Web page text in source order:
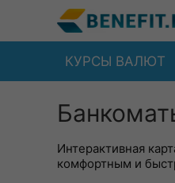
КУРСЫ ВАЛЮТ
Интерактивная
комфортным и